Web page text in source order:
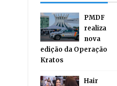
PMDF
realiza
nova
edição da Operação
Kratos
Hair